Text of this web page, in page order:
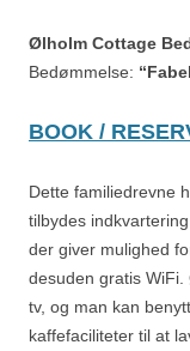
Ølholm Cottage
Bedømmelse:
BOOK /
Dette familiedrevne
tilbydes
der giver mulighed
desuden gratis
tv, og man kan
kaffefaciliteter til at